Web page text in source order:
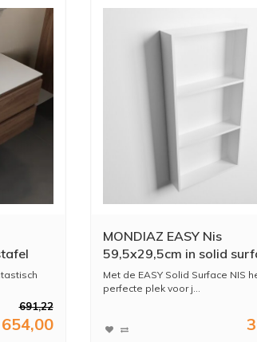
SI -
691,22
654,00
MONDIAZ EASY Nis
59,5x29,5cm in solid
kleur Talc | Talc. 3 vakken
geschikt voor in- of
Met de EASY Solid Surface NIS
perfecte plek voor j...